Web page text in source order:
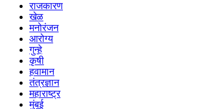
राजकारण
खेळ
मनोरंजन
आरोग्य
गुन्हे
कृषी
हवामान
तंत्रज्ञान
महाराष्ट्र
मुंबई